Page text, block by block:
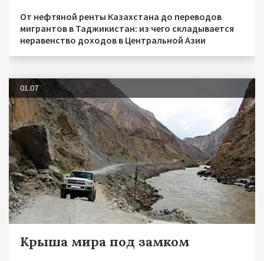
От нефтяной ренты Казахстана до переводов
мигрантов в Таджикистан: из чего складывается
неравенство доходов в Центральной Азии
01.07
Крыша мира под замком